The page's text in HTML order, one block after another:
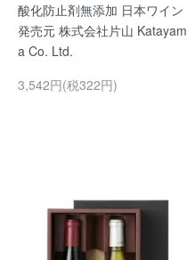
酸化防止剤無添加 日本ワイン
発売元 株式会社片山 Katayam
a Co. Ltd.
3,542円(税322円)